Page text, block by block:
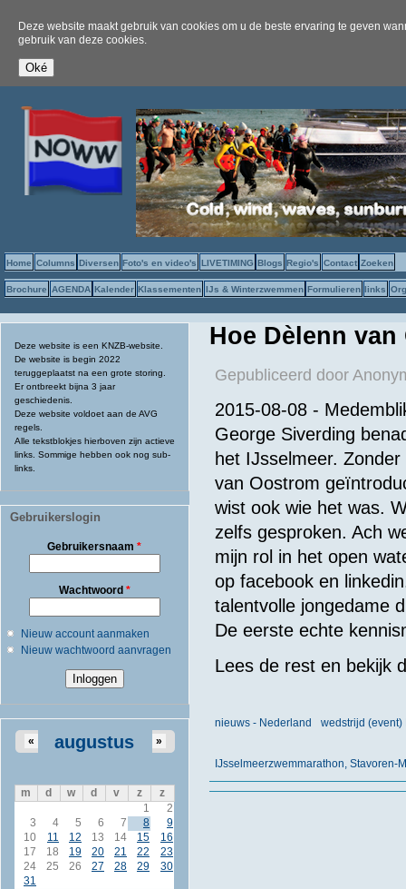
Deze website maakt gebruik van cookies om u de beste ervaring te geven
gebruik van deze cookies.
Home Columns Diversen Foto's en video's LIVETIMING Blogs Regio's Contact Zoeken
Brochure AGENDA Kalender Klassementen IJs & Winterzwemmen Formulieren links
Deze website is een KNZB-website.
De website is begin 2022
teruggeplaatst na een grote storing.
Er ontbreekt bijna 3 jaar
geschiedenis.
Deze website voldoet aan de AVG
regels.
Alle tekstblokjes hierboven zijn actieve
links. Sommige hebben ook nog sub-
links.
Gebruikerslogin
Gebruikersnaam*
Wachtwoord *
Nieuw account aanmaken
Nieuw wachtwoord aanvragen
augustus
« »
m d w d v z
z
1
2
3
4 5 6 7 8
9
10
11 12 13 14 15
16
17
18 19 20 21 22
23
24
25 26 27 28 29
30
31
Hoe Dèlenn
Gepubliceerd door
2015-08-08 -
George Siverding
het IJsselmeer.
van Oostrom
wist ook wie het was.
zelfs gesproken. Ach
mijn rol in het open
op facebook en
talentvolle jongedame
De eerste echte
Lees de rest en bekijk
nieuws - Nederland wedstrijd (event)
IJsselmeerzwemmarathon, Stavoren-